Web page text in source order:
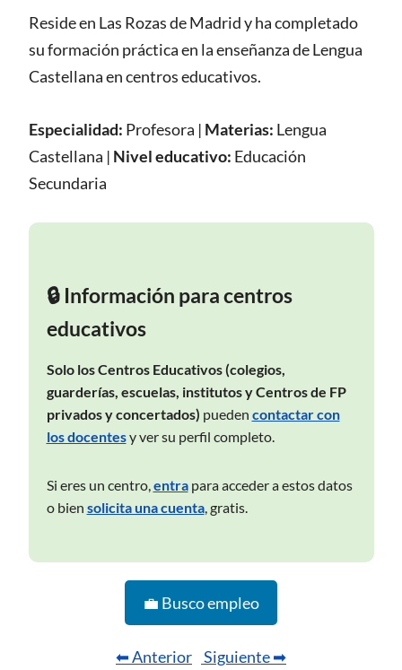
Reside en Las Rozas de Madrid y ha completado
su formación práctica en la enseñanza de Lengua
Castellana en centros educativos.
Especialidad: Profesora | Materias: Lengua
Castellana | Nivel educativo: Educación
Secundaria
🔒 Información para centros
educativos
Solo los Centros Educativos (colegios,
guarderías, escuelas, institutos y Centros de FP
privados y concertados) pueden contactar con
los docentesy ver su perfil completo.
Si eres un centro,entrapara acceder a estos datos
o bien solicita una cuenta, gratis.
💼 Busco empleo
⬅ Anterior Siguiente ➡